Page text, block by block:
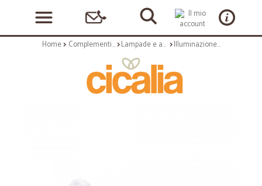
Home Complementi arredo Lampade e applique Illuminazione: Jurassic lampada in resina brontosaurus